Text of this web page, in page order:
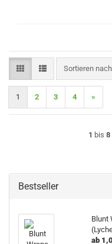
Sortieren nach
Sortieren nach
1 2 3 4 »
1 bis 8
Bestseller
Blunt
ab